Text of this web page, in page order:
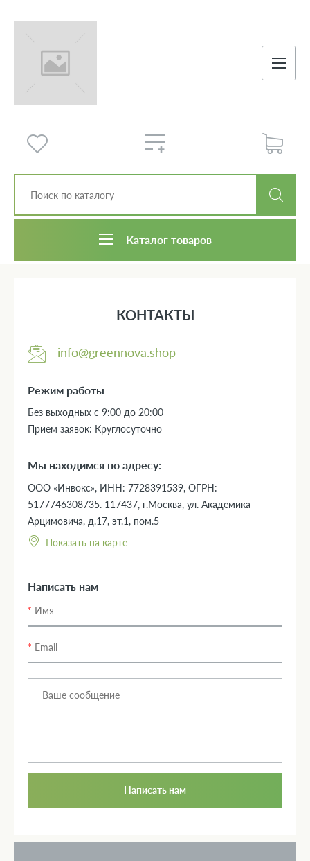
Каталог товаров
КОНТАКТЫ
info@greennova.shop
Режим работы
Без выходных с 9:00 до 20:00
Прием заявок: Круглосуточно
Мы находимся по адресу:
ООО «Инвокс», ИНН: 7728391539, ОГРН:
5177746308735. 117437, г.Москва, ул. Академика
Арцимовича, д.17, эт.1, пом.5
Показать на карте
Написать нам
Написать нам